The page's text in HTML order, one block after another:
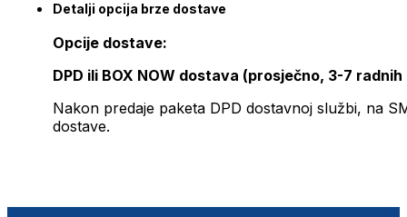
Detalji opcija brze dostave
Opcije dostave:
DPD ili BOX NOW dostava (prosječno, 3-7 radnih
Nakon predaje paketa DPD dostavnoj službi, na
dostave.